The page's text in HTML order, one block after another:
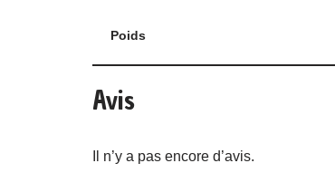
Poids
Avis
Il n’y a pas encore d’avis.